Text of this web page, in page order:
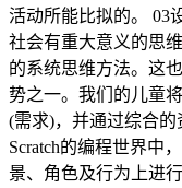
活动所能比拟的。 03
社会有重大意义的思
的系统思维方法。这
势之一。我们的儿童
(需求)，并通过综合
Scratch的编程世界中
景、角色及行为上进